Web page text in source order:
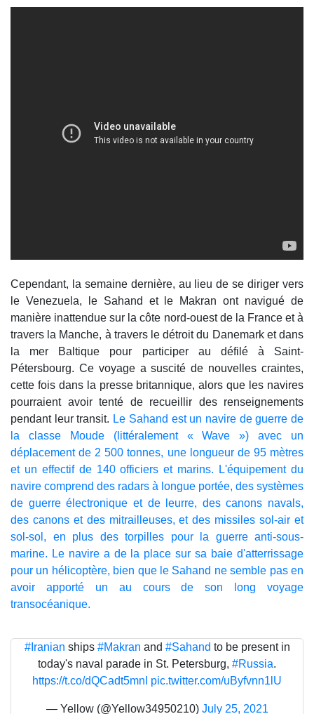
Cependant, la semaine dernière, au lieu de se diriger vers
le Venezuela, le Sahand et le Makran ont navigué de
manière inattendue sur la côte nord-ouest de la France et à
travers la Manche, à travers le détroit du Danemark et dans
la mer Baltique pour participer au défilé à Saint-
Pétersbourg. Ce voyage a suscité de nouvelles craintes,
cette fois dans la presse britannique, alors que les navires
pourraient avoir tenté de recueillir des renseignements
pendant leur transit. Le Sahand est un navire de guerre de
la classe Moude (littéralement « Wave ») avec un
déplacement de 2 500 tonnes, une longueur de 95 mètres
et un effectif de 140 officiers et marins. L'équipement du
navire comprend des radars à longue portée, des systèmes
de guerre électronique et de leurre, des canons navals,
des canons et des mitrailleuses, et des missiles sol-air et
sol-sol, en plus des torpilles pour la guerre anti-sous-
marine. Le navire a de la place sur sa baie d'atterrissage
pour un hélicoptère, bien que le Sahand ne semble pas en
avoir apporté un au cours de son long voyage
transocéanique.
#Iranian ships #Makran and #Sahand to be present in
today's naval parade in St. Petersburg, #Russia.
https://t.co/dQCadt5mnI pic.twitter.com/uByfvnn1lU
— Yellow (@Yellow34950210) July 25, 2021